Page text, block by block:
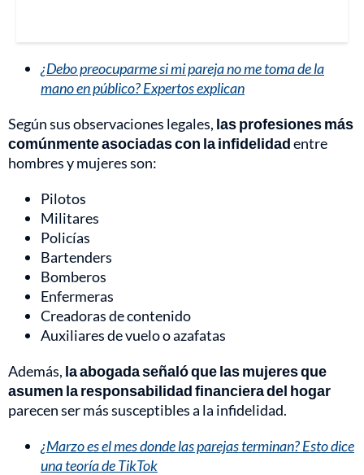
¿Debo preocuparme si mi pareja no me toma de la
mano en público? Expertos explican
Según sus observaciones legales, las profesiones más
comúnmente asociadas con la infidelidadentre
hombres y mujeres son:
Pilotos
Militares
Policías
Bartenders
Bomberos
Enfermeras
Creadoras de contenido
Auxiliares de vuelo o azafatas
Además, la abogada señaló que las mujeres que
asumen la responsabilidad financiera del hogar
parecen ser más susceptibles a la infidelidad.
¿Marzo es el mes donde las parejas terminan? Esto dice
una teoría de TikTok